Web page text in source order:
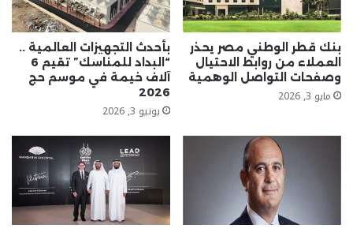
بنك قطر الوطني مصر يحذر
العملاء من روابط الاحتيال
وصفحات التواصل الوهمية
مايو 3, 2026
بأحدث التجهيزات العالمية ..
“البداد للمناسك” تقيم 6
آلاف خيمة في موسم حج
2026
يونيو 3, 2026